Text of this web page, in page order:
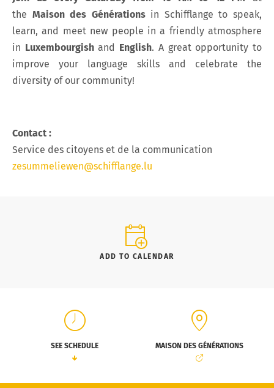
the Maison des Générationsin Schifflange to speak,
learn, and meet new people in a friendly atmosphere
in Luxembourgishand English. A great opportunity to
improve your language skills and celebrate the
diversity of our community!
Contact :
Service des citoyens et de la communication
zesummeliewen@schifflange.lu
ADD TO CALENDAR
SEE SCHEDULE MAISON DES GÉNÉRATIONS